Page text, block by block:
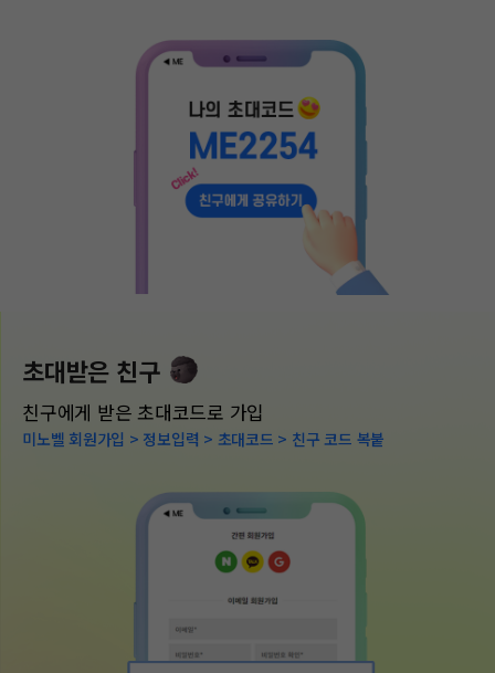
초대받은 친구
친구에게 받은 초대코드로 가입
미노벨 회원가입 > 정보입력 > 초대코드 > 친구 코드 복붙